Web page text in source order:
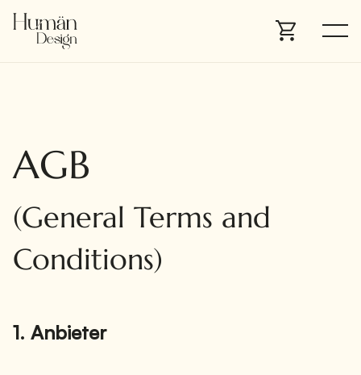
AGB
(General Terms and
Conditions)
1. Anbieter